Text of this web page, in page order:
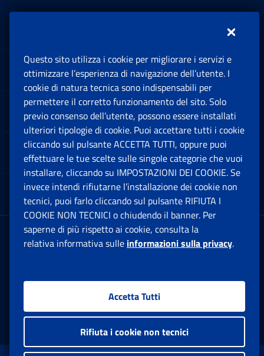
Sedi e Contatti
Software
Note Legali
App mobile
Sede Legale : Via Ciro il Grande, 21
00144 Roma
Facebook: Apre una nuova finestra
Twitter: Apre una nuova finestra
Whatsapp: Apre una nuova
Youtube: Apre una
Instagram:
Questo sito utilizza i cookie per migliorare i servizi e
ottimizzare l’esperienza di navigazione dell’utente. I
cookie di natura tecnica sono indispensabili per
permettere il corretto funzionamento del sito. Solo
previo consenso dell’utente, possono essere installati
ulteriori tipologie di cookie. Puoi accettare tutti i cookie
cliccando sul pulsante ACCETTA TUTTI, oppure puoi
effettuare le tue scelte sulle singole categorie che vuoi
installare, cliccando su IMPOSTAZIONI DEI COOKIE. Se
invece intendi rifiutarne l’installazione dei cookie non
tecnici, puoi farlo cliccando sul pulsante RIFIUTA I
COOKIE NON TECNICI o chiudendo il banner. Per
saperne di più rispetto ai cookie, consulta la
relativa informativa sulle informazioni sulla privacy.
Accetta Tutti
Rifiuta i cookie non tecnici